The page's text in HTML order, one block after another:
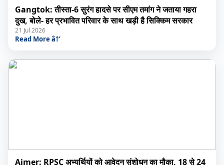
Gangtok: तीस्ता-6 सुरंग हादसे पर सीएम तमांग ने जताया गहरा
दुख, बोले- हर प्रभावित परिवार के साथ खड़ी है सिक्किम सरकार
21 Jul 2026
Read More â†’
Ajmer: RPSC अभ्यर्थियों को आवेदन संशोधन का मौका, 18 से 24